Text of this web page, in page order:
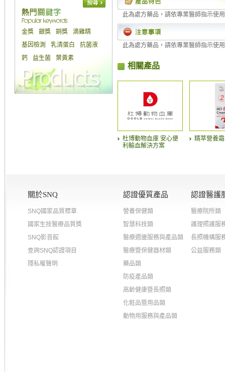
金獎 銀獎 銅獎
滴雞精
基因檢測
乳清蛋白
抗菌液
鈣
益生菌 葉黃素
此為處方藥品，請依專業醫師指示使
此為處方藥品，請依專業醫師指示使
相關產品
杜博動物血庫 安心便
利輸血解決方案
精萃營養霜
關於SNQ
SNQ國家品質標章
國家生技醫療品質獎
SNQ影音館
查詢SNQ認證項目
隱私權聲明
認證優質產品
營養保健類
智慧科技類
醫療週邊服務與產品類
醫療暨保健器材類
藥品類
防疫產品類
高齡健康暨長照類
化粧品暨用品類
動物用服務與產品類
認證醫護
醫療院所類
護理照護服
長照機構服
公益服務類